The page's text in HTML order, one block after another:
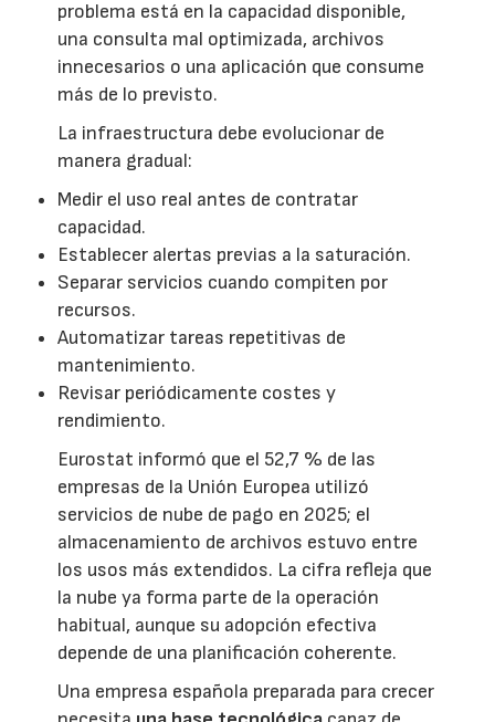
problema está en la capacidad disponible,
una consulta mal optimizada, archivos
innecesarios o una aplicación que consume
más de lo previsto.
La infraestructura debe evolucionar de
manera gradual:
Medir el uso real antes de contratar
capacidad.
Establecer alertas previas a la saturación.
Separar servicios cuando compiten por
recursos.
Automatizar tareas repetitivas de
mantenimiento.
Revisar periódicamente costes y
rendimiento.
Eurostat informó que el 52,7 % de las
empresas de la Unión Europea utilizó
servicios de nube de pago en 2025; el
almacenamiento de archivos estuvo entre
los usos más extendidos. La cifra refleja que
la nube ya forma parte de la operación
habitual, aunque su adopción efectiva
depende de una planificación coherente.
Una empresa española preparada para crecer